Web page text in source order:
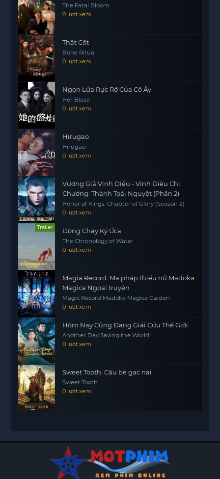
The Fatal Bloom
0 lượt xem
Thất Cốt
Bone Ritual
0 lượt xem
Ngọn Lửa Rực Rỡ Của Cô Ấy
Her Blaze
0 lượt xem
Hirugao
Hirugao
0 lượt xem
Vương Giả Vinh Diệu - Vinh Diệu Chi
Chương: Thành Toái Nguyệt (Phần 2)
Honor of Kings: Chapter of Glory (Season 2)
0 lượt xem
Trailer Dòng Chảy Ký Ứca
The Chronology of Water
0 lượt xem
Magia Record: Ma pháp thiếu nữ Madoka
Magica Ngoại truyện
Magic Record Madoka Magica Gaiden
0 lượt xem
Hôm Nay Cũng Đang Giải Cứu Thế Giới
Another Day Saving the World
0 lượt xem
Sweet Tooth: Cậu bé gạc nai
Sweet Tooth
0 lượt xem